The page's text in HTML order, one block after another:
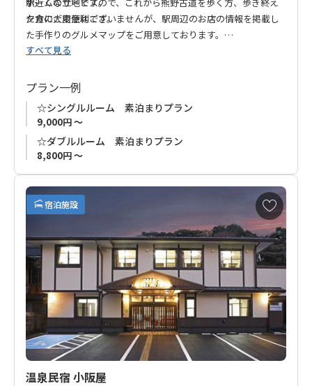
た方に大変便利です。
夕食のご用意はございませんが、駅周辺のお店の情報を掲載し
た手作りのグルメマップをご用意しております。
こちらのお宿にはエレベーターがございません。
予めご了承ください。
シングルルーム：１Ｆ～３Ｆ
ツインルーム：２Ｆ～３Ｆ
ダブルルーム：１Ｆ
トリプルルーム：２Ｆ
すべて見る
プラン一例
☆シングルルーム 素泊まりプラン
9,000円 ～
☆ダブルルーム 素泊まりプラン
8,800円 ～
宿泊施設
お
気
に
入
り
に
追
加
温泉民宿 小阪屋